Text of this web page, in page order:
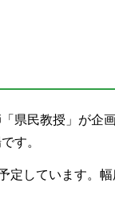
県民教授」が企
す。
定しています。